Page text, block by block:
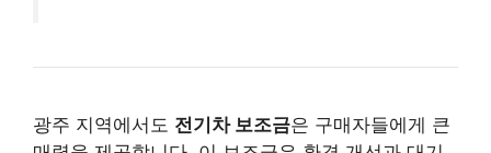
광주 지역에서도 전기차 보조금은 구매자들에게 큰